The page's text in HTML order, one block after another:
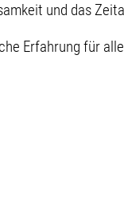
und das
Erfahrung für